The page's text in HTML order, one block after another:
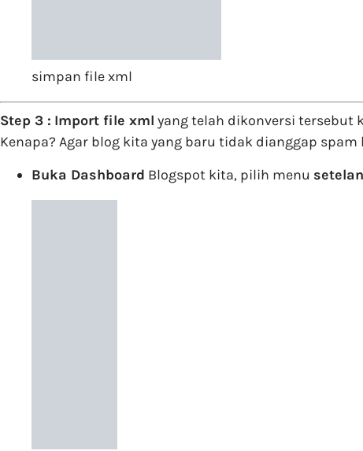
simpan file xml
Step 3 : Import file xml yang telah dikonversi tersebut
Kenapa? Agar blog kita yang baru tidak dianggap
Buka Dashboard Blogspot kita, pilih menu setelan